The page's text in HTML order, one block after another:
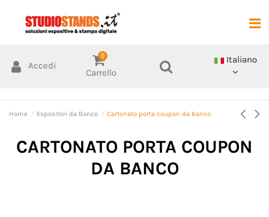
Accedi
0
Carrello
Italiano
Home Espositori da Banco Cartonato porta coupon da banco
CARTONATO PORTA COUPON
DA BANCO